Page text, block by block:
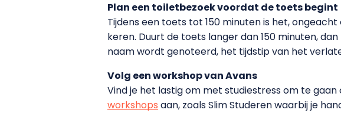
Plan een toiletbezoek voordat de toets begint
Tijdens een toets tot 150 minuten is het,
keren. Duurt de toets langer dan 150 minuten,
naam wordt genoteerd, het tijdstip van het
Volg een workshop van Avans
Vind je het lastig om met studiestress om te
workshops aan, zoals Slim Studeren waarbij je